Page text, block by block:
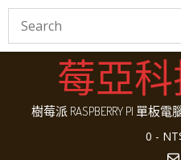
Skip
莓亞
樹莓派 RASPBERRY PI 單板
0 -